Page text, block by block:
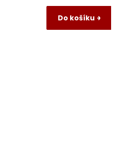
Do košíku